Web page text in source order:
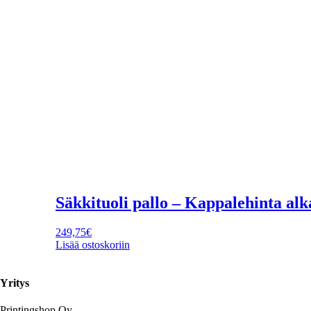
Säkkituoli pallo – Kappalehinta
249,75€
Lisää ostoskoriin
Yritys